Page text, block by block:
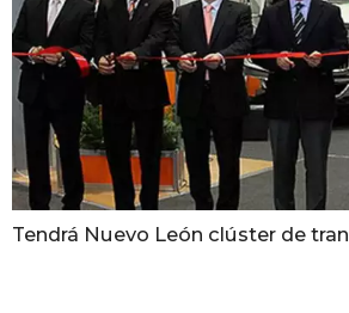
Tendrá Nuevo León clúster de